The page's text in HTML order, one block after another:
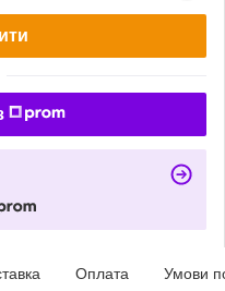
Оплата Умови